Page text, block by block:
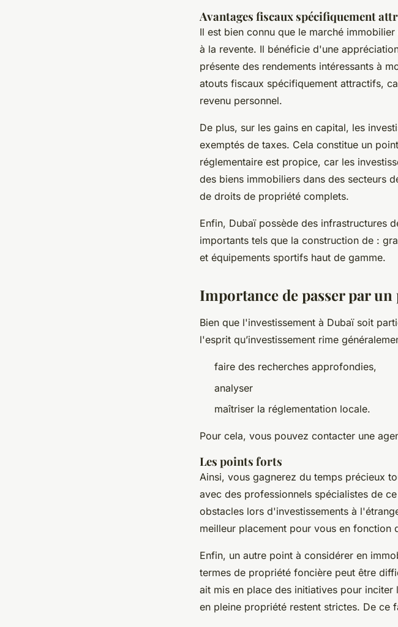
Avantages fiscaux spécifiquement
Il est bien connu que le marché
à la revente. Il bénéficie d'une
présente des rendements intéressants à
atouts fiscaux spécifiquement attractifs,
revenu personnel.
De plus, sur les gains en capital, les
exemptés de taxes. Cela constitue un
réglementaire est propice, car les
des biens immobiliers dans des secteurs
de droits de propriété complets.
Enfin, Dubaï possède des infrastructures
importants tels que la construction de :
et équipements sportifs haut de gamme.
Importance de passer par
Bien que l'investissement à Dubaï soit
l'esprit qu’investissement rime
faire des recherches approfondies,
analyser
maîtriser la réglementation locale.
Pour cela, vous pouvez contacter une
Les points forts
Ainsi, vous gagnerez du temps précieux
avec des professionnels spécialistes de
obstacles lors d'investissements à
meilleur placement pour vous en fonction
Enfin, un autre point à considérer en
termes de propriété foncière peut être
ait mis en place des initiatives pour inciter
en pleine propriété restent strictes. De ce